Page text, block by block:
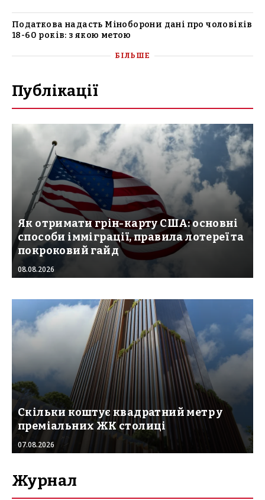
Податкова надасть Міноборони дані про чоловіків
18-60 років: з якою метою
БІЛЬШЕ
Публікації
Як отримати грін-карту США: основні
способи імміграції, правила лотереї та
покроковий гайд
08.08.2026
Скільки коштує квадратний метр у
преміальних ЖК столиці
07.08.2026
Журнал